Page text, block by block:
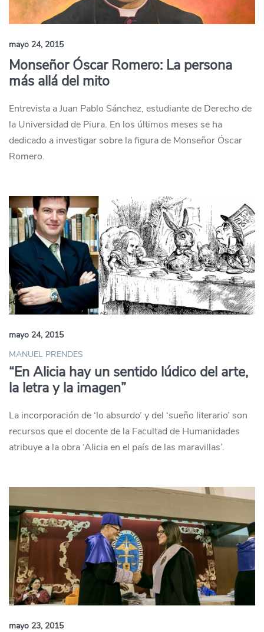
mayo 24, 2015
Monseñor Óscar Romero: La persona
más allá del mito
Entrevista a Juan Pablo Sánchez, estudiante de Derecho de
la Universidad de Piura. En los últimos meses se ha
dedicado a investigar sobre la figura de Monseñor Óscar
Romero.
mayo 24, 2015
MANUEL PRENDES
“En Alicia hay un sentido lúdico del arte,
la letra y la imagen”
La incorporación de ‘lo absurdo’ y del ‘sueño literario’ son
recursos que el docente de la Facultad de Humanidades
atribuye a la obra ‘Alicia en el país de las maravillas’.
mayo 23, 2015